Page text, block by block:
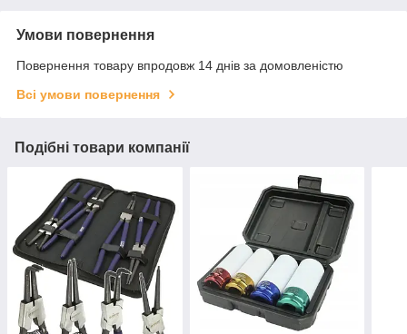
Умови повернення
Повернення товару впродовж 14 днів за домовленістю
Всі умови повернення
Подібні товари компанії